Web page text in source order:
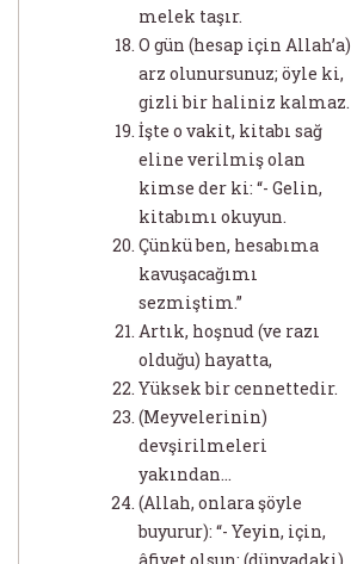
melek taşır.
O gün (hesap için Allah’a)
arz olunursunuz; öyle ki,
gizli bir haliniz kalmaz.
İşte o vakit, kitabı sağ
eline verilmiş olan
kimse der ki: “- Gelin,
kitabımı okuyun.
Çünkü ben, hesabıma
kavuşacağımı
sezmiştim.”
Artık, hoşnud (ve razı
olduğu) hayatta,
Yüksek bir cennettedir.
(Meyvelerinin)
devşirilmeleri
yakından...
(Allah, onlara şöyle
buyurur): “- Yeyin, için,